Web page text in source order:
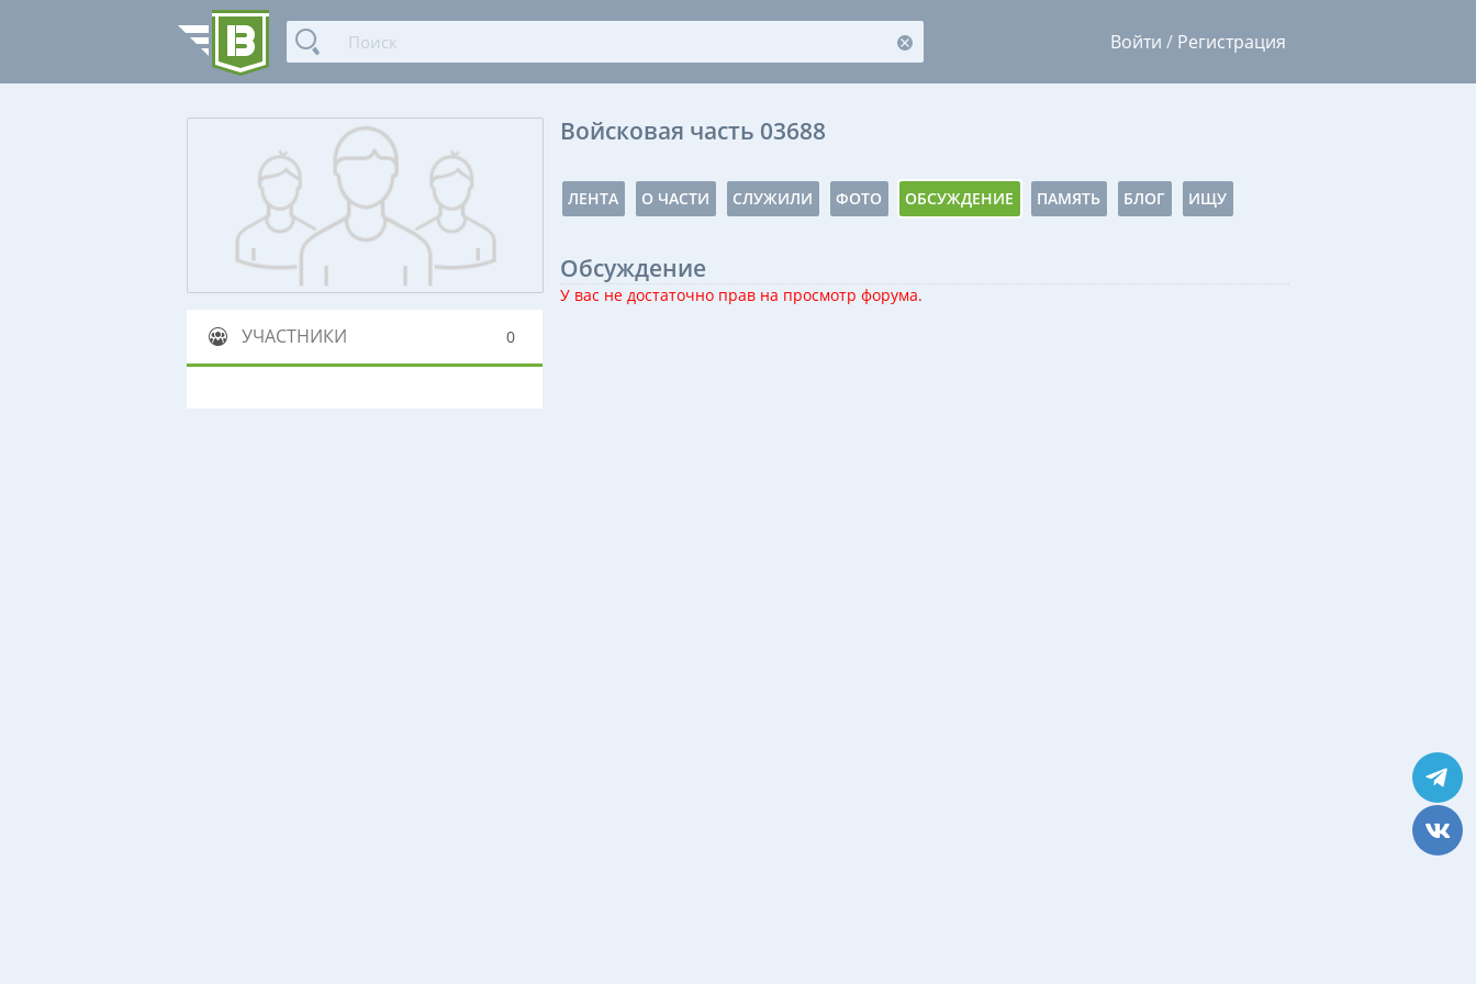
Войти / Регистрация
УЧАСТНИКИ 0
Войсковая часть 03688
ЛЕНТА О ЧАСТИ СЛУЖИЛИ ФОТО ОБСУЖДЕНИЕ ПАМЯТЬ БЛОГ ИЩУ
Обсуждение
У вас не достаточно прав на просмотр форума.